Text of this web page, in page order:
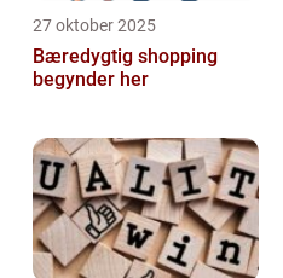
27 oktober 2025
Bæredygtig shopping
begynder her